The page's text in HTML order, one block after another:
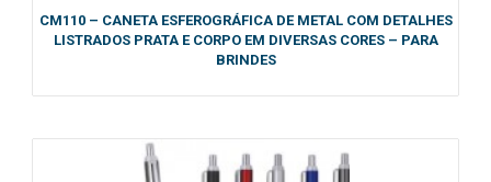
CM110 – CANETA ESFEROGRÁFICA DE METAL COM DETALHES
LISTRADOS PRATA E CORPO EM DIVERSAS CORES – PARA
BRINDES